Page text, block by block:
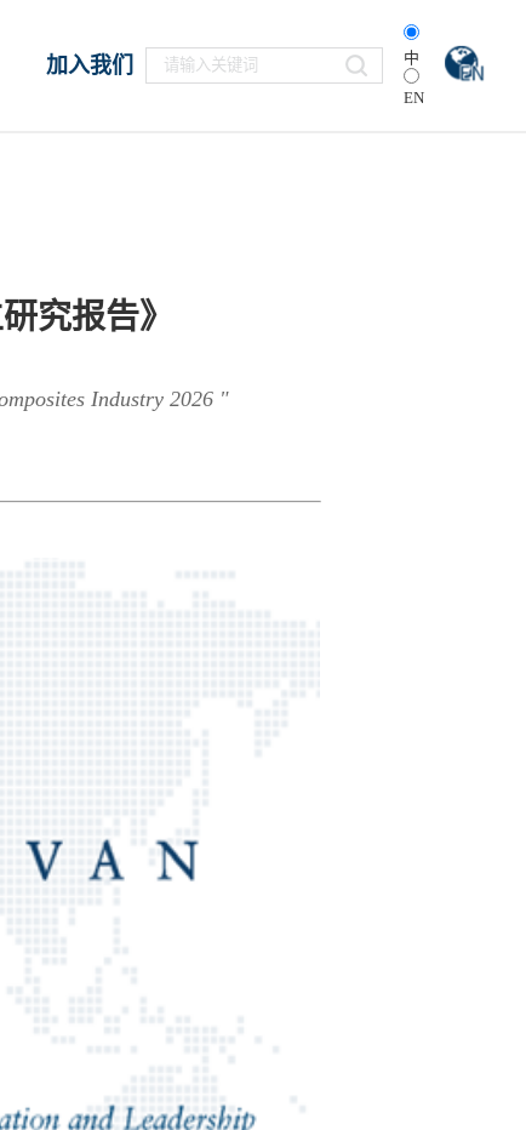
加入我们 中
EN
究报告》
Industry 2026 "